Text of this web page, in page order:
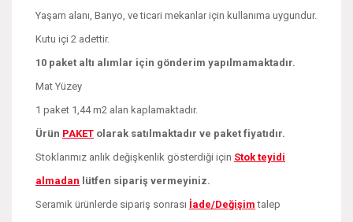
Yaşam alanı, Banyo, ve ticari mekanlar için kullanıma uygundur.
Kutu içi 2 adettir.
10 paket altı alımlar için gönderim yapılmamaktadır.
Mat Yüzey
1 paket 1,44 m2 alan kaplamaktadır.
Ürün PAKET olarak satılmaktadır ve paket fiyatıdır.
Stoklarımız anlık değişkenlik gösterdiği için Stok teyidi
almadan lütfen sipariş vermeyiniz.
Seramik ürünlerde sipariş sonrası İade/Değişim talep